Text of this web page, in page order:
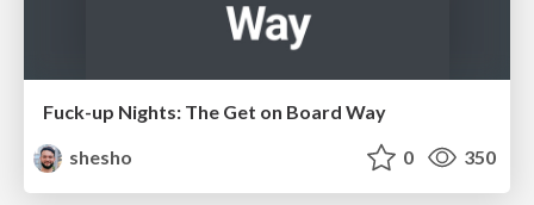
Fuck-up Nights: The Get on Board Way
shesho
0 350